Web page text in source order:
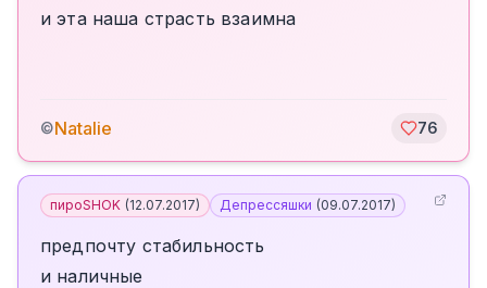
и эта наша страсть взаимна
©Natalie 76
пироSHOK (12.07.2017) Депрессяшки (09.07.2017)
предпочту стабильность
и наличные